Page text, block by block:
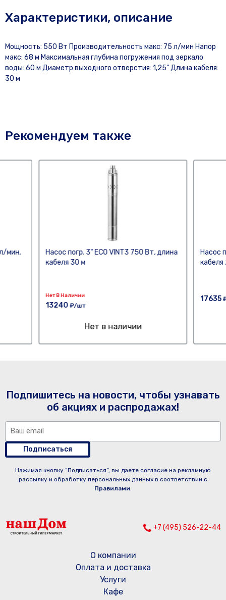
Характеристики, описание
Мощность: 550 Вт Производительность макс: 75 л/мин Напор
макс: 68 м Максимальная глубина погружения под зеркало
воды: 60 м Диаметр выходного отверстия: 1,25" Длина кабеля:
30 м
Рекомендуем также
мин,
Насос погр. 3" ECO VINT3 750 Вт, длина
кабеля 30 м
Нет В Наличии
13240 ₽/шт
Нет в наличии
Насос
кабеля
17635
Подпишитесь на новости, чтобы узнавать
об акциях и распродажах!
Подписаться
Нажимая кнопку “Подписаться”, вы даете согласие на рекламную
рассылку и обработку персональных данных в соответствии с
Правилами.
+7 (495) 526-22-44
О компании
Оплата и доставка
Услуги
Кафе